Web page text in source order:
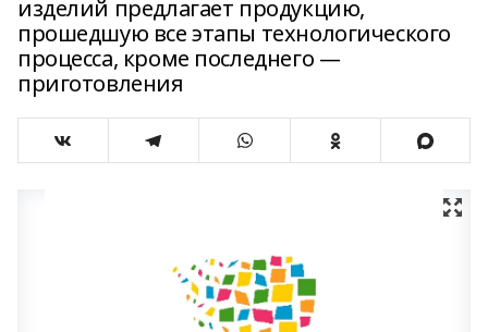
изделий предлагает продукцию,
прошедшую все этапы технологического
процесса, кроме последнего —
приготовления